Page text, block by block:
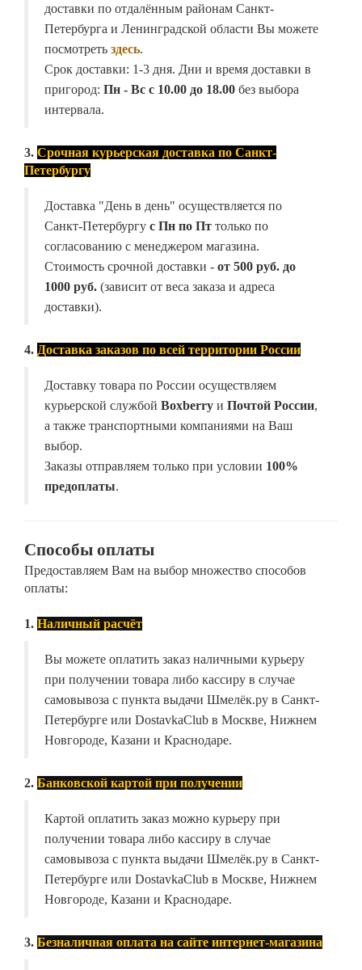
доставки по отдалённым районам Санкт-
Петербурга и Ленинградской области Вы можете
посмотреть здесь.
Срок доставки: 1-3 дня. Дни и время доставки в
пригород: Пн - Вс с 10.00 до 18.00 без выбора
интервала.
3. Срочная курьерская доставка по Санкт-
Петербургу
Доставка "День в день" осуществляется по
Санкт-Петербургу с Пн по Пт только по
согласованию с менеджером магазина.
Стоимость срочной доставки - от 500 руб. до
1000 руб. (зависит от веса заказа и адреса
доставки).
4. Доставка заказов по всей территории России
Доставку товара по России осуществляем
курьерской службой Boxberry и Почтой России,
а также транспортными компаниями на Ваш
выбор.
Заказы отправляем только при условии 100%
предоплаты.
Способы оплаты
Предоставляем Вам на выбор множество способов
оплаты:
1. Наличный расчёт
Вы можете оплатить заказ наличными курьеру
при получении товара либо кассиру в случае
самовывоза с пункта выдачи Шмелёк.ру в Санкт-
Петербурге или DostavkaClub в Москве, Нижнем
Новгороде, Казани и Краснодаре.
2. Банковской картой при получении
Картой оплатить заказ можно курьеру при
получении товара либо кассиру в случае
самовывоза с пункта выдачи Шмелёк.ру в Санкт-
Петербурге или DostavkaClub в Москве, Нижнем
Новгороде, Казани и Краснодаре.
3. Безналичная оплата на сайте интернет-магазина